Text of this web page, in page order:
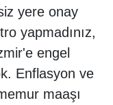
yere onay
yapmadınız,
engel
Enflasyon ve
maaşı